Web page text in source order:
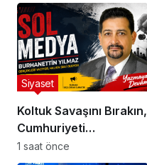
Koltuk Savaşını Bırakın,
Cumhuriyeti
Kaybetmeyin!
Siyaset
1 saat önce